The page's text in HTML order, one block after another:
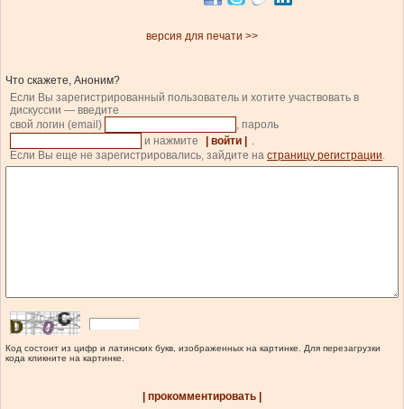
версия для печати >>
Что скажете, Аноним?
Если Вы зарегистрированный пользователь и хотите участвовать в
дискуссии — введите
свой логин (email)
, пароль
и нажмите
| войти |
.
Если Вы еще не зарегистрировались, зайдите на страницу регистрации.
Код состоит из цифр и латинских букв, изображенных на картинке. Для перезагрузки
кода кликните на картинке.
| прокомментировать |